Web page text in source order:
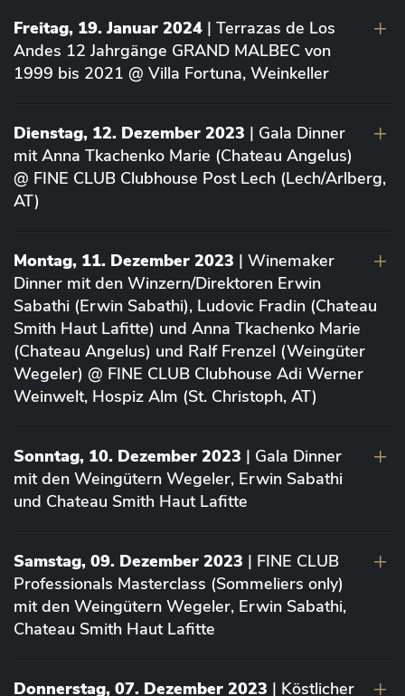
Freitag, 19. Januar 2024 | Terrazas de Los
Andes 12 Jahrgänge GRAND MALBEC von
1999 bis 2021 @ Villa Fortuna, Weinkeller
Dienstag, 12. Dezember 2023 | Gala Dinner
mit Anna Tkachenko Marie (Chateau Angelus)
@ FINE CLUB Clubhouse Post Lech (Lech/Arlberg,
AT)
Montag, 11. Dezember 2023 | Winemaker
Dinner mit den Winzern/Direktoren Erwin
Sabathi (Erwin Sabathi), Ludovic Fradin (Chateau
Smith Haut Lafitte) und Anna Tkachenko Marie
(Chateau Angelus) und Ralf Frenzel (Weingüter
Wegeler) @ FINE CLUB Clubhouse Adi Werner
Weinwelt, Hospiz Alm (St. Christoph, AT)
Sonntag, 10. Dezember 2023 | Gala Dinner
mit den Weingütern Wegeler, Erwin Sabathi
und Chateau Smith Haut Lafitte
Samstag, 09. Dezember 2023 | FINE CLUB
Professionals Masterclass (Sommeliers only)
mit den Weingütern Wegeler, Erwin Sabathi,
Chateau Smith Haut Lafitte
Donnerstag, 07. Dezember 2023 | Köstlicher